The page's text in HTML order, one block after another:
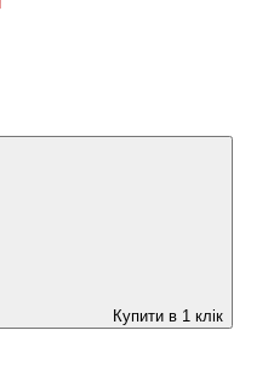
Купити в 1 клік